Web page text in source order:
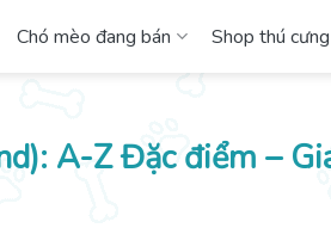
Chó mèo đang bán Shop thú cưng
A-Z Đặc điểm –